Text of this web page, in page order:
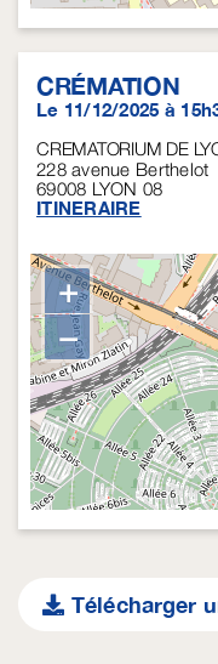
CRÉMATION
Le 11/12/2025 à
CREMATORIUM DE
228 avenue Berthelot
69008 LYON 08
ITINERAIRE
+
−
Télécharger